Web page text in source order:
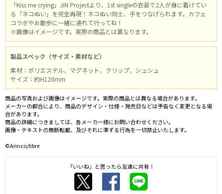
「Kiss me crying」JiN Projectより、1st singleの衣装で2人が身に着けてい
る「ネコぬい」を完全再現！ネコぬい同士、手をつなげられます。カフェ
コラボやお散歩に一緒に連れて行ってね！
※画像はイメージです。実際の商品とは異なります。
製品スペック（サイズ・素材など）
素材：ポリエステル、マグネット、クリップ、シュシュ
サイズ：約H120mm
商品の写真および画像はイメージです。実際の商品とは異なる場合があります。
メーカーの都合により、商品のデザイン・仕様・発売日などは予告なく変更となる場
合があります。
商品の詳細につきましては、各メーカー様にお問い合わせください。
画像・テキストの無断転載、及びそれに準ずる行為を一切禁止いたします。
©Arinco/libre
「いいね」と思ったら友達に共有！